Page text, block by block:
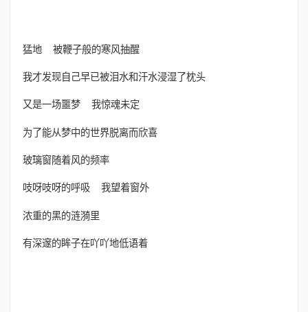
猛地 被鞭子般的寒风抽醒
我才发现自己早已被泪水和汗水浸湿了枕头
又是一场噩梦 我惊魂未定
为了能从梦中的世界脱离而欣喜
玻璃窗随着风的频率
吱呀吱呀的呼吸 我望着窗外
浓重的黑的涟漪里
有深邃的眸子在吖吖地低语着